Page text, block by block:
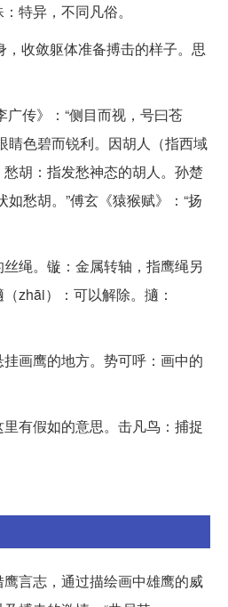
特异，不同凡俗。
收敛躯体准备搏击的样子。思
传》：“侧目而视，号曰苍
睛色碧而锐利。因胡人（指西域
胡：指发愁神态的胡人。孙楚
如愁胡。”傅玄《猿猴赋》：“扬
绳。镟：金属转轴，指鹰绳另
zhāi）：可以解除。擿：
画鹰的地方。势可呼：画中的
有假如的意思。击凡鸟：捕捉
言志，通过描绘画中雄鹰的威